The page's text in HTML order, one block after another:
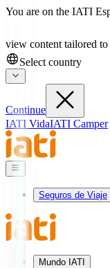
You are on the IATI
view content tailored
Select country
Continue
IATI VidaIATI Camper
Seguros de Viaje
Mundo IATI